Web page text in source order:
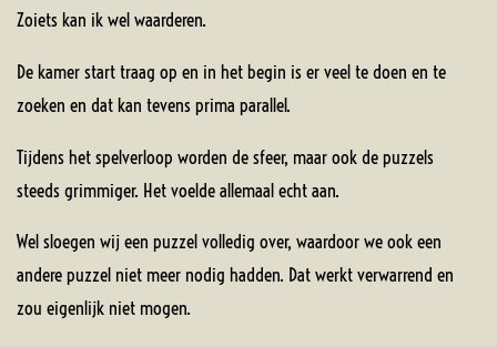
Zoiets kan ik wel waarderen.
De kamer start traag op en in het begin is er veel te doen en te
zoeken en dat kan tevens prima parallel.
Tijdens het spelverloop worden de sfeer, maar ook de puzzels
steeds grimmiger. Het voelde allemaal echt aan.
Wel sloegen wij een puzzel volledig over, waardoor we ook een
andere puzzel niet meer nodig hadden. Dat werkt verwarrend en
zou eigenlijk niet mogen.